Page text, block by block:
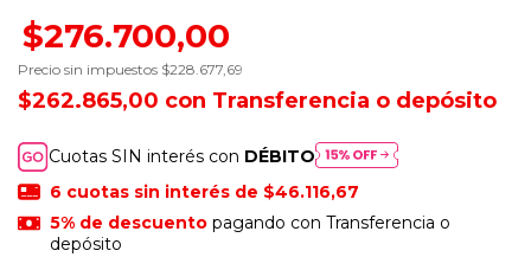
$276.700,00
Precio sin impuestos $228.677,69
$262.865,00 con Transferencia o depósito
Cuotas SIN interés con DÉBITO
6 cuotas sin interés de $46.116,67
5% de descuentopagando con Transferencia o
depósito